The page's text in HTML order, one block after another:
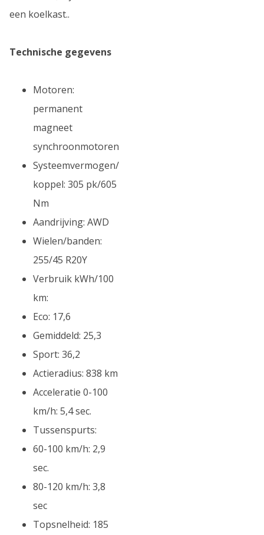
een koelkast..
Technische gegevens
Motoren:
permanent
magneet
synchroonmotoren
Systeemvermogen/
koppel: 305 pk/605
Nm
Aandrijving: AWD
Wielen/banden:
255/45 R20Y
Verbruik kWh/100
km:
Eco: 17,6
Gemiddeld: 25,3
Sport: 36,2
Actieradius: 838 km
Acceleratie 0-100
km/h: 5,4 sec.
Tussenspurts:
60-100 km/h: 2,9
sec.
80-120 km/h: 3,8
sec
Topsnelheid: 185